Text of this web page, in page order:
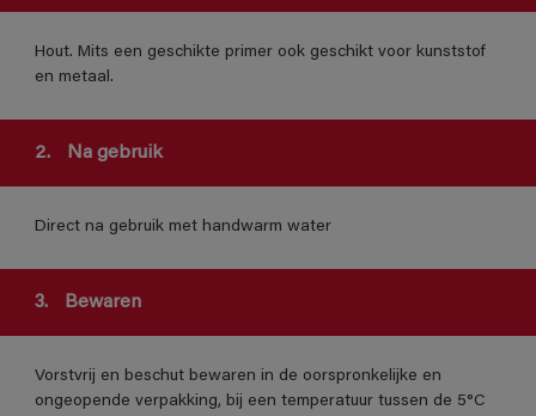
Hout. Mits een geschikte primer ook geschikt voor kunststof
en metaal.
2. Na gebruik
Direct na gebruik met handwarm water
3. Bewaren
Vorstvrij en beschut bewaren in de oorspronkelijke en
ongeopende verpakking, bij een temperatuur tussen de 5°C